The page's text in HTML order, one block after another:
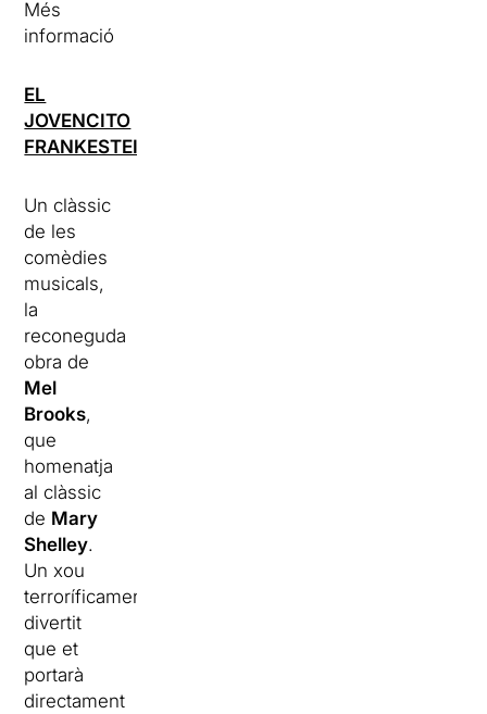
Més
informació
EL
JOVENCITO
FRANKESTEIN
Un clàssic
de les
comèdies
musicals,
la
reconeguda
obra de
Mel
Brooks,
que
homenatja
al clàssic
de Mary
Shelley.
Un xou
terroríficament
divertit
que et
portarà
directament